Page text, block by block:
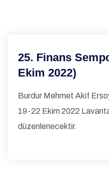
25. Finans
Ekim 2022)
Burdur Mehmet Akif
19-22 Ekim 2022
düzenlenecektir.